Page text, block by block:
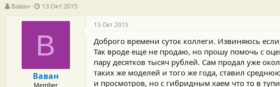
А
в
Ваван
Д
а
т
а
л
13 Окт 2015
В
Ваван
Member
13 Окт 2015
Доброго времени суток коллеги. Извиняюсь
Так вроде еще не продаю, но прошу помочь с
пару десятков тысяч рублей. Сам продал уже
таких же моделей и того же года, ставил
и просмотров, но с гибридным хаем что то в